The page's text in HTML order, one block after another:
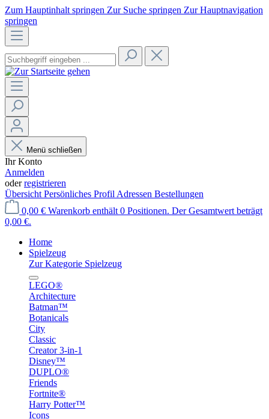
Zum Hauptinhalt springen Zur Suche springen Zur Hauptnavigation
springen
Menü schließen
Ihr Konto
Anmelden
oderregistrieren
Übersicht Persönliches Profil Adressen Bestellungen
0,00 € Warenkorb enthält 0 Positionen. Der Gesamtwert beträgt
0,00 €.
Home
Spielzeug
Zur Kategorie Spielzeug
LEGO®
Architecture
Batman™
Botanicals
City
Classic
Creator 3-in-1
Disney™
DUPLO®
Friends
Fortnite®
Harry Potter™
Icons